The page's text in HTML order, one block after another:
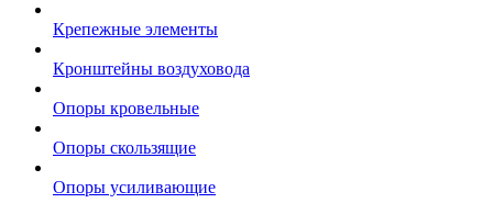
Крепежные элементы
Кронштейны воздуховода
Опоры кровельные
Опоры скользящие
Опоры усиливающие